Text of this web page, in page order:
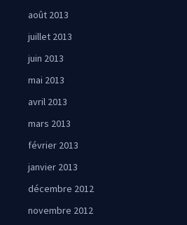
août 2013
juillet 2013
juin 2013
mai 2013
avril 2013
mars 2013
février 2013
janvier 2013
décembre 2012
novembre 2012